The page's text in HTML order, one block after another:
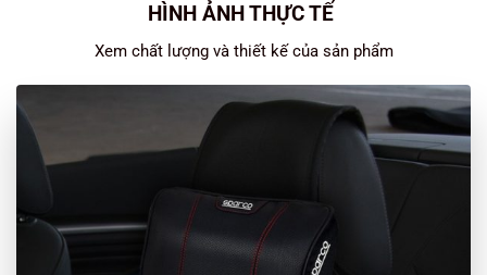
HÌNH ẢNH THỰC TẾ
Xem chất lượng và thiết kế của sản phẩm